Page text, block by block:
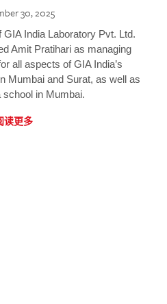
30, 2025
India Laboratory Pvt. Ltd.
Amit Pratihari as managing
all aspects of GIA India’s
Mumbai and Surat, as well as
school in Mumbai.
读更多